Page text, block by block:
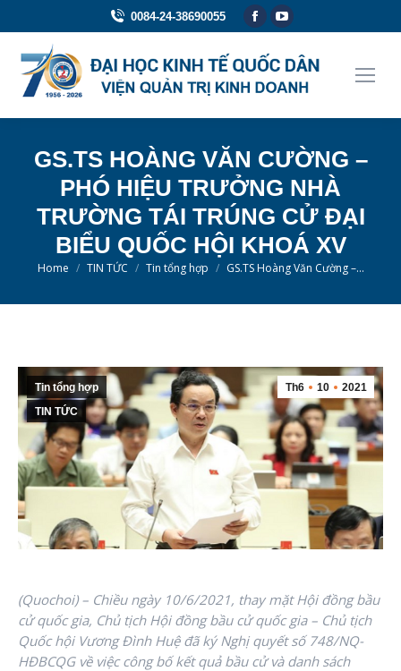
0084-24-38690055
Facebook
opens
in
YouTube
opens
in
GS.TS HOÀNG VĂN CƯỜNG –
PHÓ HIỆU TRƯỞNG NHÀ
TRƯỜNG TÁI TRÚNG CỬ ĐẠI
BIỂU QUỐC HỘI KHOÁ XV
You are here:
Home TIN TỨC Tin tổng hợp GS.TS Hoàng Văn Cường –…
Th6 10 2021
Tin tổng hợp
TIN TỨC
(Quochoi) – Chiều ngày 10/6/2021, thay mặt Hội đồng bầu
cử quốc gia, Chủ tịch Hội đồng bầu cử quốc gia – Chủ tịch
Quốc hội Vương Đình Huệ đã ký Nghị quyết số 748/NQ-
HĐBCQG về việc công bố kết quả bầu cử và danh sách